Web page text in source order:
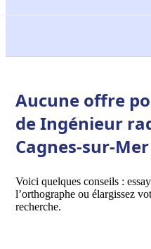
Aucune offre
de Ingénieur
Cagnes-sur-
Voici quelques conseils :
l’orthographe ou élargissez
recherche.